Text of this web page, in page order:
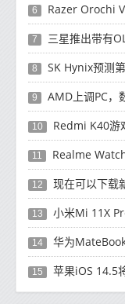
6 Razer Orochi
7 三星推出带有OLED显示
8 SK Hynix预测第
9 AMD上调PC，
10 Redmi K40游
11 Realme
12 现在可以下
13 小米Mi 11X
14 华为
15 苹果iOS 14.5